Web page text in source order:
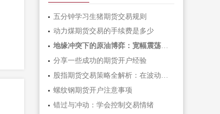
五分钟学习生猪期货交易规则
动力煤期货交易的手续费是多少
地缘冲突下的原油博弈：宽幅震荡中如何
分享一些成功的期货开户经验
股指期货交易策略全解析：在波动市场中
螺纹钢期货开户注意事项
错过与冲动：学会控制交易情绪